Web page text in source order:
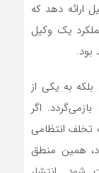
ارائه دهد که
یک وکیل
به یکی از
اگر
تخلف انتظامی
همین منطق